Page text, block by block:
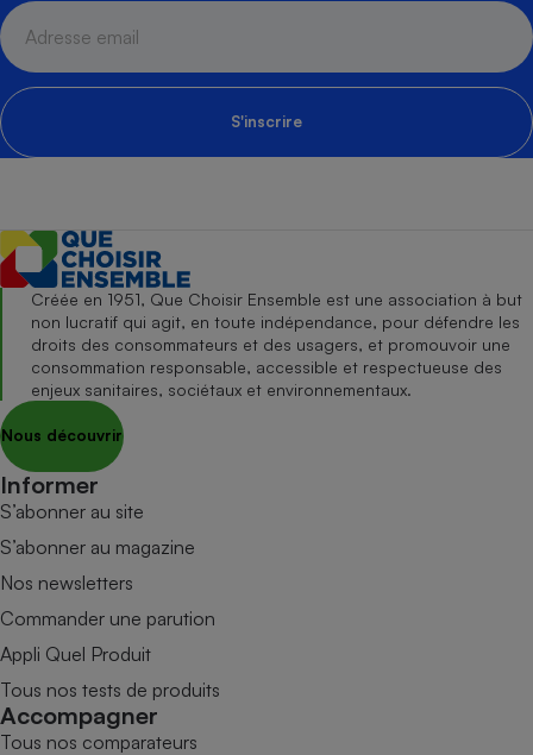
S'inscrire
Créée en 1951, Que Choisir Ensemble est une association à but
non lucratif qui agit, en toute indépendance, pour défendre les
droits des consommateurs et des usagers, et promouvoir une
consommation responsable, accessible et respectueuse des
enjeux sanitaires, sociétaux et environnementaux.
Nous découvrir
Informer
S’abonner au site
S’abonner au magazine
Nos newsletters
Commander une parution
Appli Quel Produit
Tous nos tests de produits
Accompagner
Tous nos comparateurs